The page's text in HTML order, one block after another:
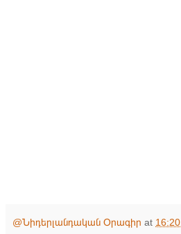
@Նիդերլանդական Օրագիր at 16:20